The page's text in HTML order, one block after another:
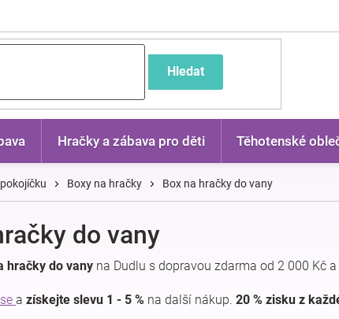
Hledat
Hračky a zábava pro děti Těhotenské
Boxy na hračky Box na hračky do vany
do vany
hračky do vany na Dudlu s dopravou zdarma od 2 000 Kč
a získejte slevu 1 - 5 % na další nákup. 20 % zisku z